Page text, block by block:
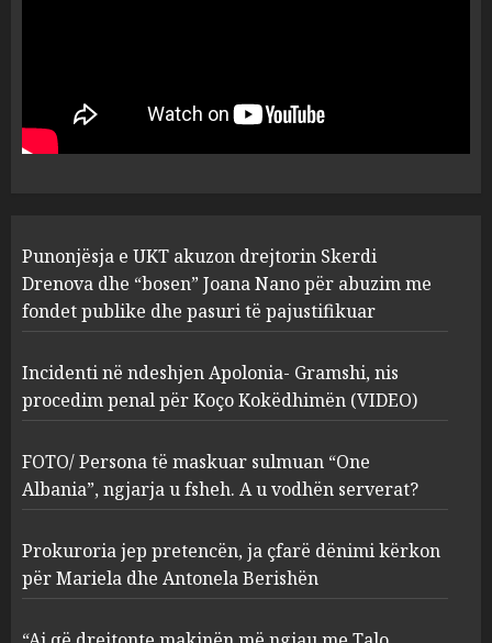
1
“bosen” Joana Nano për
abuzim me fondet publike dhe
pasuri të pajustifikuar
2
Apolonia- Gramshi, nis
procedim penal për Koço
Kokëdhimën (VIDEO)
MARCH 27, 2025
3
FOTO/ Persona të maskuar
sulmuan “One Albania”,
ngjarja u fsheh. A u vodhën
serverat?
MARCH 25, 2025
Prokuroria jep pretencën, ja
çfarë dënimi kërkon për
Punonjësja e UKT akuzon drejtorin Skerdi
Drenova dhe “bosen” Joana Nano për abuzim me
fondet publike dhe pasuri të pajustifikuar
Incidenti në ndeshjen Apolonia- Gramshi, nis
procedim penal për Koço Kokëdhimën (VIDEO)
FOTO/ Persona të maskuar sulmuan “One
Albania”, ngjarja u fsheh. A u vodhën serverat?
Prokuroria jep pretencën, ja çfarë dënimi kërkon
për Mariela dhe Antonela Berishën